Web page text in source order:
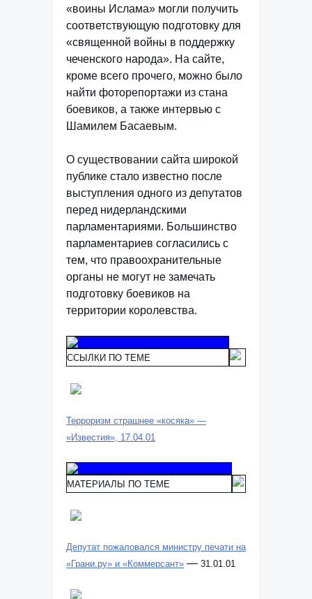
«воины Ислама» могли получить
соответствующую подготовку для
«священной войны в поддержку
чеченского народа». На сайте,
кроме всего прочего, можно было
найти фоторепортажи из стана
боевиков, а также интервью с
Шамилем Басаевым.
О существовании сайта широкой
публике стало известно после
выступления одного из депутатов
перед нидерландскими
парламентариями. Большинство
парламентариев согласились с
тем, что правоохранительные
органы не могут не замечать
подготовку боевиков на
территории королевства.
ССЫЛКИ ПО ТЕМЕ
Терроризм страшнее «косяка» —
«Известия», 17.04.01
МАТЕРИАЛЫ ПО ТЕМЕ
Депутат пожаловался министру печати на
«Грани.ру» и «Коммерсант» — 31.01.01